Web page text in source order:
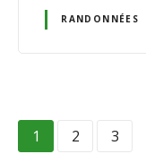
RANDONNÉES
1 2 3